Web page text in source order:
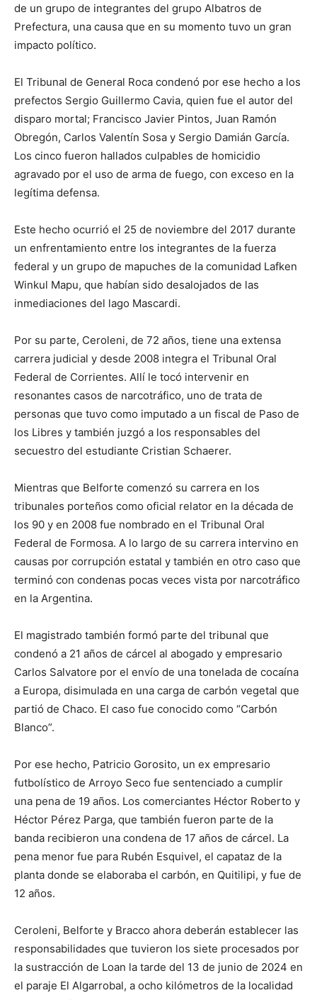
de un grupo de integrantes del grupo Albatros de
Prefectura, una causa que en su momento tuvo un gran
impacto político.
El Tribunal de General Roca condenó por ese hecho a los
prefectos Sergio Guillermo Cavia, quien fue el autor del
disparo mortal; Francisco Javier Pintos, Juan Ramón
Obregón, Carlos Valentín Sosa y Sergio Damián García.
Los cinco fueron hallados culpables de homicidio
agravado por el uso de arma de fuego, con exceso en la
legítima defensa.
Este hecho ocurrió el 25 de noviembre del 2017 durante
un enfrentamiento entre los integrantes de la fuerza
federal y un grupo de mapuches de la comunidad Lafken
Winkul Mapu, que habían sido desalojados de las
inmediaciones del lago Mascardi.
Por su parte, Ceroleni, de 72 años, tiene una extensa
carrera judicial y desde 2008 integra el Tribunal Oral
Federal de Corrientes. Allí le tocó intervenir en
resonantes casos de narcotráfico, uno de trata de
personas que tuvo como imputado a un fiscal de Paso de
los Libres y también juzgó a los responsables del
secuestro del estudiante Cristian Schaerer.
Mientras que Belforte comenzó su carrera en los
tribunales porteños como oficial relator en la década de
los 90 y en 2008 fue nombrado en el Tribunal Oral
Federal de Formosa. A lo largo de su carrera intervino en
causas por corrupción estatal y también en otro caso que
terminó con condenas pocas veces vista por narcotráfico
en la Argentina.
El magistrado también formó parte del tribunal que
condenó a 21 años de cárcel al abogado y empresario
Carlos Salvatore por el envío de una tonelada de cocaína
a Europa, disimulada en una carga de carbón vegetal que
partió de Chaco. El caso fue conocido como “Carbón
Blanco”.
Por ese hecho, Patricio Gorosito, un ex empresario
futbolístico de Arroyo Seco fue sentenciado a cumplir
una pena de 19 años. Los comerciantes Héctor Roberto y
Héctor Pérez Parga, que también fueron parte de la
banda recibieron una condena de 17 años de cárcel. La
pena menor fue para Rubén Esquivel, el capataz de la
planta donde se elaboraba el carbón, en Quitilipi, y fue de
12 años.
Ceroleni, Belforte y Bracco ahora deberán establecer las
responsabilidades que tuvieron los siete procesados por
la sustracción de Loan la tarde del 13 de junio de 2024 en
el paraje El Algarrobal, a ocho kilómetros de la localidad